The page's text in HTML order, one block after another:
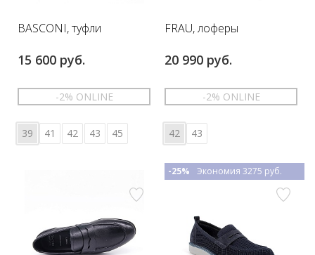
BASCONI, туфли
15 600 руб.
-2% ONLINE
39 41 42 43 45
FRAU, лоферы
20 990 руб.
-2% ONLINE
42 43
-25% Экономия 3275 руб.